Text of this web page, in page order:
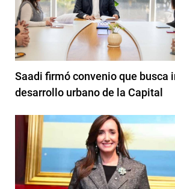
Saadi firmó convenio que busca
desarrollo urbano de la Capital